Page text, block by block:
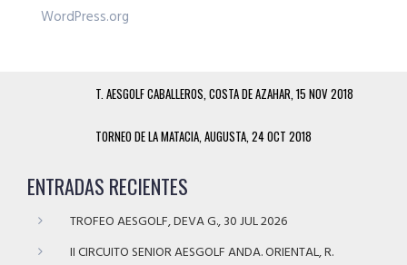
WordPress.org
T. AESGOLF CABALLEROS, COSTA DE AZAHAR, 15 NOV 2018
TORNEO DE LA MATACIA, AUGUSTA, 24 OCT 2018
ENTRADAS RECIENTES
TROFEO AESGOLF, DEVA G., 30 JUL 2026
II CIRCUITO SENIOR AESGOLF ANDA. ORIENTAL, R.